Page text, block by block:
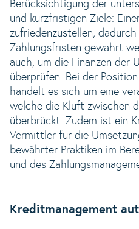
Berücksichtigung der
und kurzfristigen Ziele:
zufriedenzustellen,
Zahlungsfristen gewährt
auch, um die Finanzen der
überprüfen. Bei der
handelt es sich um eine
welche die Kluft zwischen
überbrückt. Zudem ist ein
Vermittler für die
bewährter Praktiken im
und des
Kreditmanagement